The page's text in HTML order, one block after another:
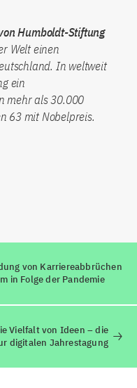
Humboldt-Stiftung
Welt einen
In weltweit
ein
mehr als 30.000
63 mit Nobelpreis.
von Karriereabbrüchen
in Folge der Pandemie
Vielfalt von Ideen – die
digitalen Jahrestagung